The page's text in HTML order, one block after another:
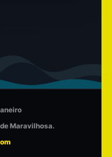
Maravilhosa.